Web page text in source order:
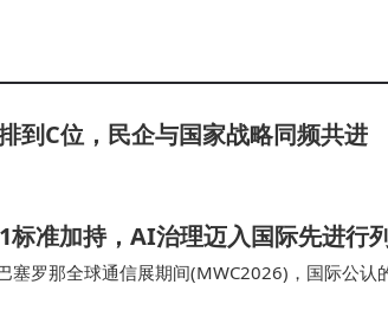
到C位，民企与国家战略同频共进
准加持，AI治理迈入国际先进行
罗那全球通信展期间(MWC2026)，国际公认
管理体系认证证书。本…